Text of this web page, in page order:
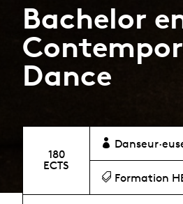
Bachelor
Dance
180
ECTS
Formation